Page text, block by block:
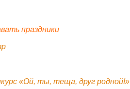
праздники
«Ой, ты, теща, друг родной!»